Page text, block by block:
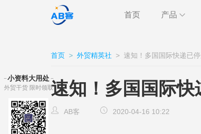
首页 产品
首页 > 外贸精英社 > 速知！多国国际快递已停
速知！多国国际快
AB客 2020-04-16 10:22
小资料大用处
外贸干货 限时领取